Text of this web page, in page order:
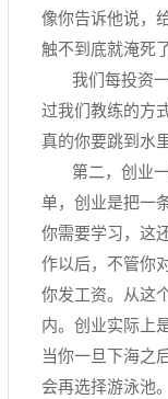
像你告诉他说，
触不到底就淹死了
我们每投资
过我们教练的方
真的你要跳到水
第二，创业
单，创业是把一
你需要学习，这
作以后，不管你
你发工资。从这
内。创业实际上
当你一旦下海之
会再选择游泳池。